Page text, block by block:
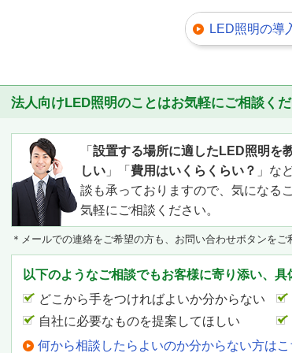
LED照明の導
法人向けLED照明のことはお気軽にご相談くだ
「 設置する場所に適したLED照明を
しい 」「 費用はいくらくらい？ 」な
談も承っておりますので、気になる
気軽にご相談ください。
＊メールでの連絡をご希望の方も、お問い合わせボタンをご
以下のようなご相談でもお客様に寄り添い、
どこから手をつければよいか分からない
自社に必要なものを提案してほしい
何から相談したらよいのか分からない方はこ